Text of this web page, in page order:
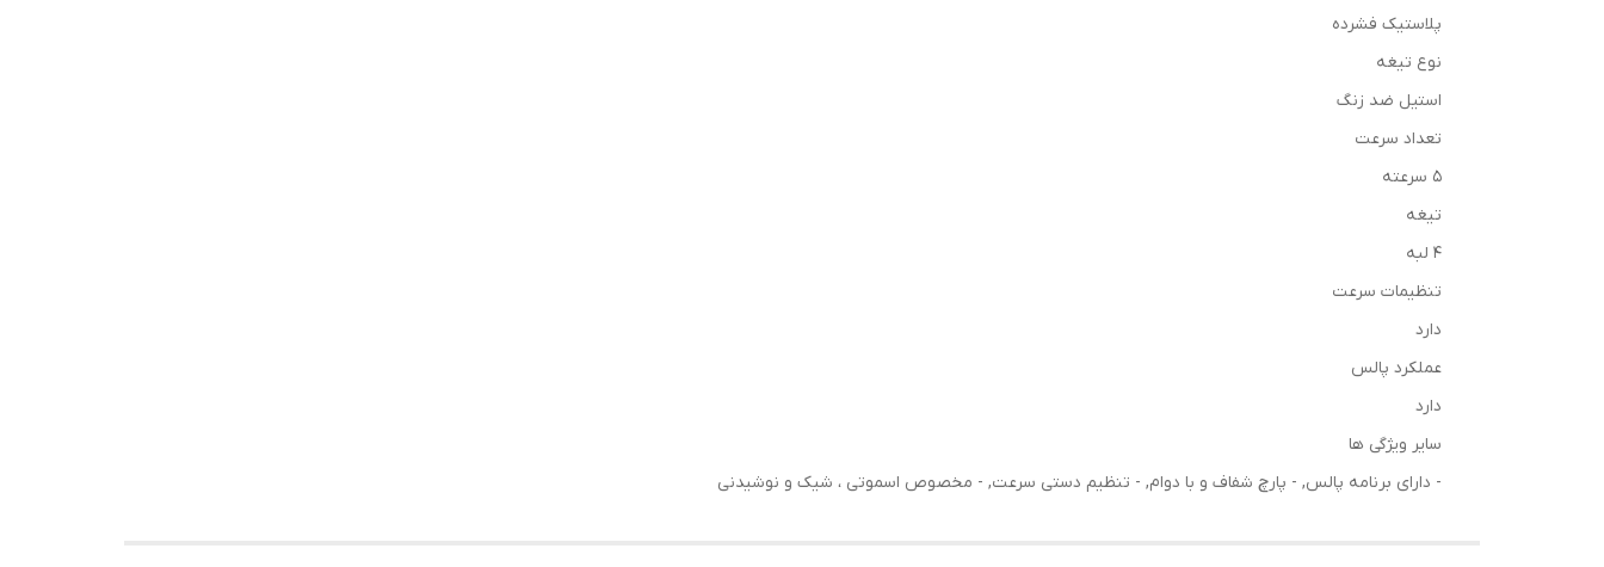
پلاستیک فشرده
نوع تیغه
استیل ضد زنگ
تعداد سرعت
۵ سرعته
تیغه
۴ لبه
تنظیمات سرعت
دارد
عملکرد پالس
دارد
سایر ویژگی ها
- دارای برنامه پالس, - پارچ شفاف و با دوام, - تنظیم دستی سرعت, - مخصوص اسموتی ، شیک و نوشیدنی